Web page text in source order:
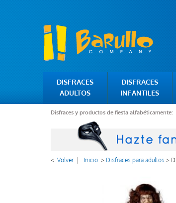
DISFRACES
ADULTOS
DISFRACES
INFANTILES
Disfraces y productos de fiesta alfabéticamente:
< Volver Inicio > Disfraces para adultos >